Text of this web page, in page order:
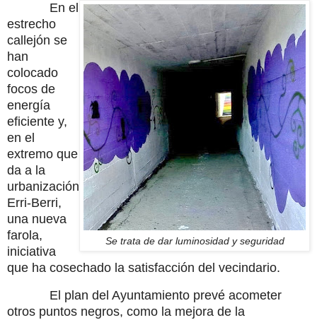
Se trata de dar luminosidad y seguridad
En el
estrecho
callejón se
han
colocado
focos de
energía
eficiente y,
en el
extremo que
da a la
urbanización
Erri-Berri,
una nueva
farola,
iniciativa
que ha cosechado la satisfacción del vecindario.
El plan del Ayuntamiento prevé acometer
otros puntos negros, como la mejora de la